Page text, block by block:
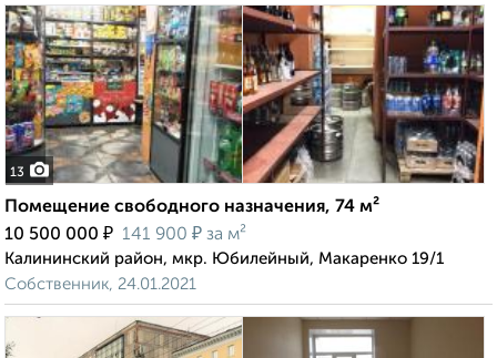
13
Помещение свободного назначения, 74 м²
10 500 000 ₽ 141 900 ₽ за м²
Калининский район, мкр. Юбилейный, Макаренко 19/1
Собственник, 24.01.2021